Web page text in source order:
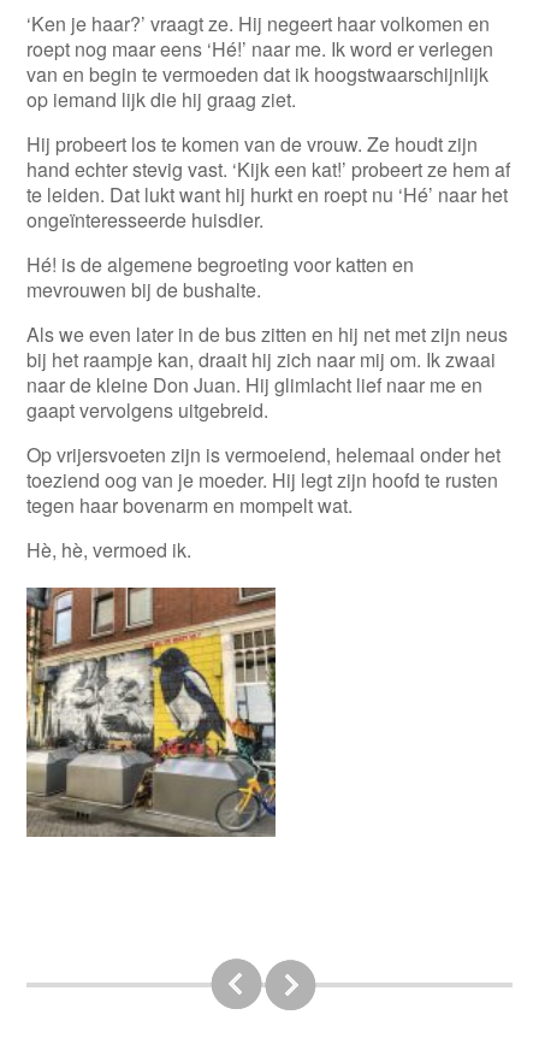
‘Ken je haar?’ vraagt ze. Hij negeert haar volkomen en
roept nog maar eens ‘Hé!’ naar me. Ik word er verlegen
van en begin te vermoeden dat ik hoogstwaarschijnlijk
op iemand lijk die hij graag ziet.
Hij probeert los te komen van de vrouw. Ze houdt zijn
hand echter stevig vast. ‘Kijk een kat!’ probeert ze hem af
te leiden. Dat lukt want hij hurkt en roept nu ‘Hé’ naar het
ongeïnteresseerde huisdier.
Hé! is de algemene begroeting voor katten en
mevrouwen bij de bushalte.
Als we even later in de bus zitten en hij net met zijn neus
bij het raampje kan, draait hij zich naar mij om. Ik zwaai
naar de kleine Don Juan. Hij glimlacht lief naar me en
gaapt vervolgens uitgebreid.
Op vrijersvoeten zijn is vermoeiend, helemaal onder het
toeziend oog van je moeder. Hij legt zijn hoofd te rusten
tegen haar bovenarm en mompelt wat.
Hè, hè, vermoed ik.